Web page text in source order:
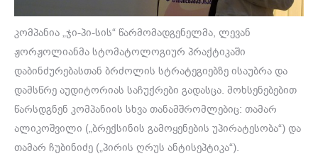
კომპანია „ჯი-პი-სის“ წარმომადგენელმა, ლევან
ჟორჟოლიანმა სტომატოლოგიურ პრაქტიკაში
დაბინძურებასთან ბრძოლის სტრატეგიებზე ისაუბრა და
დამსწრე აუდიტორიას საჩუქრები გადასცა. მოხსენებებით
წარსდგნენ კომპანიის სხვა თანამშრომლებიც: თამარ
ალიკოშვილი („ბრექსინის გამოყენების უპირატესობა“) და
თამარ ჩუბინიძე („პირის ღრუს ანტისეპტიკა“).